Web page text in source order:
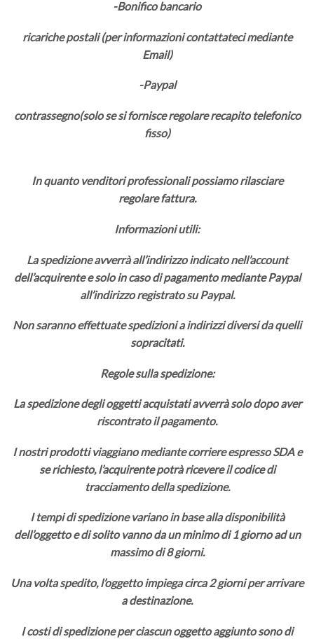
-Bonifico bancario
ricariche postali (per informazioni contattateci mediante
Email)
-Paypal
contrassegno(solo se si fornisce regolare recapito telefonico
fisso)
In quanto venditori professionali possiamo rilasciare
regolare fattura.
Informazioni utili:
La spedizione avverrà all’indirizzo indicato nell’account
dell’acquirente e solo in caso di pagamento mediante Paypal
all’indirizzo registrato su Paypal.
Non saranno effettuate spedizioni a indirizzi diversi da quelli
sopracitati.
Regole sulla spedizione:
La spedizione degli oggetti acquistati avverrà solo dopo aver
riscontrato il pagamento.
I nostri prodotti viaggiano mediante corriere espresso SDA e
se richiesto, l’acquirente potrà ricevere il codice di
tracciamento della spedizione.
I tempi di spedizione variano in base alla disponibilità
dell’oggetto e di solito vanno da un minimo di 1 giorno ad un
massimo di 8 giorni.
Una volta spedito, l’oggetto impiega circa 2 giorni per arrivare
a destinazione.
I costi di spedizione per ciascun oggetto aggiunto sono di